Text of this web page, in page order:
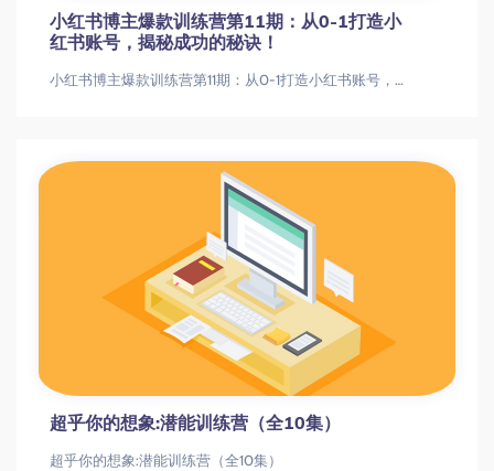
小红书博主爆款训练营第11期：从0-1打造小
红书账号，揭秘成功的秘诀！
小红书博主爆款训练营第11期：从0-1打造小红书账号，揭秘成功的秘诀！小红书博主爆款训练营第11期：从0-1打造小红书账号，揭秘成功
超乎你的想象:潜能训练营（全10集）
超乎你的想象:潜能训练营（全10集）